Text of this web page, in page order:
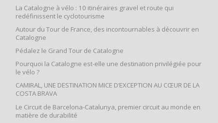
La Catalogne à vélo : 10 itinéraires gravel et route qui
redéfinissent le cyclotourisme
Autour du Tour de France, des incontournables à découvrir en
Catalogne
Pédalez le Grand Tour de Catalogne
Pourquoi la Catalogne est-elle une destination privilégiée pour
le vélo ?
CAMIRAL, UNE DESTINATION MICE D’EXCEPTION AU CŒUR DE LA
COSTA BRAVA
Le Circuit de Barcelona-Catalunya, premier circuit au monde en
matière de durabilité